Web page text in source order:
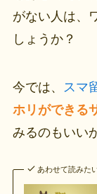
がない人は、
しょうか？
今では、 スマ
ホリができる
みるのもいい
あわせて読みた